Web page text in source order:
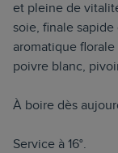
et pleine de
soie, finale
aromatique
poivre blanc,
À boire dès
Service à 16°.